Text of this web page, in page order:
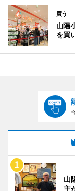
買う
山陽
を買
山
主